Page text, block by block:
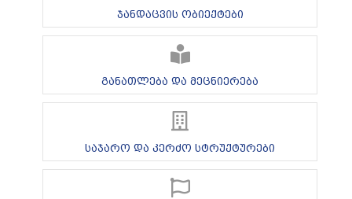
ჯანდაცვის ობიექტები
განათლება და მეცნიერება
საჯარო და კერძო სტრუქტურები